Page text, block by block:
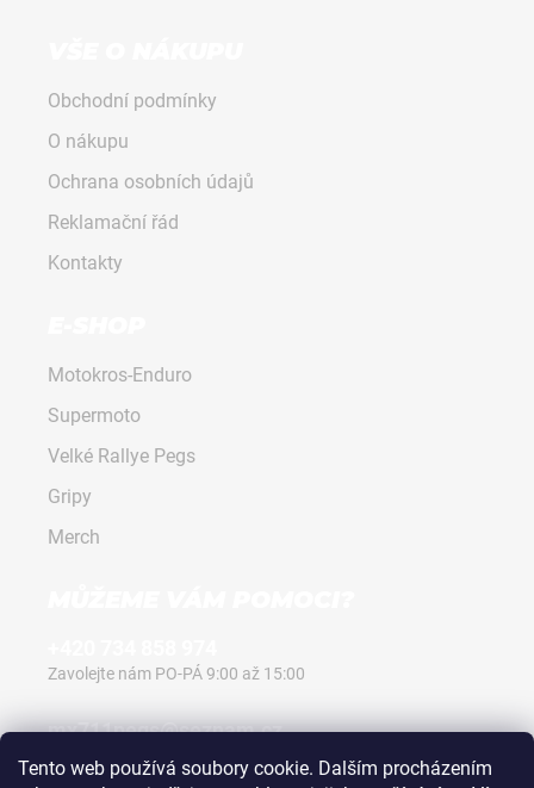
Tento web používá soubory cookie. Dalším procházením
Obchodní podmínky
O nákupu
Ochrana osobních údajů
Reklamační řád
Kontakty
Motokros-Enduro
Supermoto
Velké Rallye Pegs
Gripy
Merch
Zavolejte nám PO-PÁ 9:00 až 15:00
mx711pegs@seznam.cz